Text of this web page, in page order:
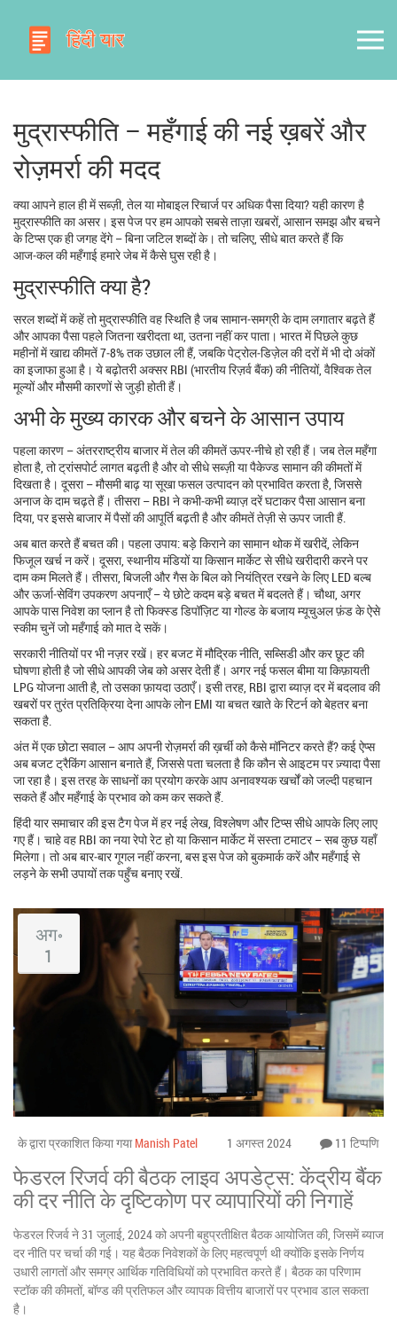
मुद्रास्फीति – महँगाई की नई ख़बरें और
रोज़मर्रा की मदद
क्या आपने हाल ही में सब्ज़ी, तेल या मोबाइल रिचार्ज पर अधिक पैसा दिया? यही कारण है
मुद्रास्फीति का असर। इस पेज पर हम आपको सबसे ताज़ा खबरों, आसान समझ और बचने
के टिप्स एक ही जगह देंगे – बिना जटिल शब्दों के। तो चलिए, सीधे बात करते हैं कि
आज‑कल की महँगाई हमारे जेब में कैसे घुस रही है।
मुद्रास्फीति क्या है?
सरल शब्दों में कहें तो मुद्रास्फीति वह स्थिति है जब सामान‑समग्री के दाम लगातार बढ़ते हैं
और आपका पैसा पहले जितना खरीदता था, उतना नहीं कर पाता। भारत में पिछले कुछ
महीनों में खाद्य कीमतें 7‑8% तक उछाल ली हैं, जबकि पेट्रोल‑डिज़ेल की दरों में भी दो अंकों
का इजाफा हुआ है। ये बढ़ोतरी अक्सर RBI (भारतीय रिज़र्व बैंक) की नीतियों, वैश्विक तेल
मूल्यों और मौसमी कारणों से जुड़ी होती हैं।
अभी के मुख्य कारक और बचने के आसान उपाय
पहला कारण – अंतरराष्ट्रीय बाजार में तेल की कीमतें ऊपर‑नीचे हो रही हैं। जब तेल महँगा
होता है, तो ट्रांसपोर्ट लागत बढ़ती है और वो सीधे सब्ज़ी या पैकेज्ड सामान की कीमतों में
दिखता है। दूसरा – मौसमी बाढ़ या सूखा फसल उत्पादन को प्रभावित करता है, जिससे
अनाज के दाम चढ़ते हैं। तीसरा – RBI ने कभी‑कभी ब्याज़ दरें घटाकर पैसा आसान बना
दिया, पर इससे बाजार में पैसों की आपूर्ति बढ़ती है और कीमतें तेज़ी से ऊपर जाती हैं.
अब बात करते हैं बचत की। पहला उपाय: बड़े किराने का सामान थोक में खरीदें, लेकिन
फिजूल खर्च न करें। दूसरा, स्थानीय मंडियों या किसान मार्केट से सीधे खरीदारी करने पर
दाम कम मिलते हैं। तीसरा, बिजली और गैस के बिल को नियंत्रित रखने के लिए LED बल्ब
और ऊर्जा‑सेविंग उपकरण अपनाएँ – ये छोटे कदम बड़े बचत में बदलते हैं। चौथा, अगर
आपके पास निवेश का प्लान है तो फिक्स्ड डिपॉज़िट या गोल्ड के बजाय म्यूचुअल फ़ंड के ऐसे
स्कीम चुनें जो महँगाई को मात दे सकें।
सरकारी नीतियों पर भी नज़र रखें। हर बजट में मौद्रिक नीति, सब्सिडी और कर छूट की
घोषणा होती है जो सीधे आपकी जेब को असर देती हैं। अगर नई फसल बीमा या किफ़ायती
LPG योजना आती है, तो उसका फ़ायदा उठाएँ। इसी तरह, RBI द्वारा ब्याज़ दर में बदलाव की
खबरों पर तुरंत प्रतिक्रिया देना आपके लोन EMI या बचत खाते के रिटर्न को बेहतर बना
सकता है.
अंत में एक छोटा सवाल – आप अपनी रोज़मर्रा की ख़र्ची को कैसे मॉनिटर करते हैं? कई ऐप्स
अब बजट ट्रैकिंग आसान बनाते हैं, जिससे पता चलता है कि कौन से आइटम पर ज़्यादा पैसा
जा रहा है। इस तरह के साधनों का प्रयोग करके आप अनावश्यक खर्चों को जल्दी पहचान
सकते हैं और महँगाई के प्रभाव को कम कर सकते हैं.
हिंदी यार समाचार की इस टैग पेज में हर नई लेख, विश्लेषण और टिप्स सीधे आपके लिए लाए
गए हैं। चाहे वह RBI का नया रेपो रेट हो या किसान मार्केट में सस्ता टमाटर – सब कुछ यहाँ
मिलेगा। तो अब बार‑बार गूगल नहीं करना, बस इस पेज को बुकमार्क करें और महँगाई से
लड़ने के सभी उपायों तक पहुँच बनाए रखें.
अग॰
1
के द्वारा प्रकाशित किया गया Manish Patel 1 अगस्त 2024 11 टिप्पणि
फेडरल रिजर्व की बैठक लाइव अपडेट्स: केंद्रीय बैंक
की दर नीति के दृष्टिकोण पर व्यापारियों की निगाहें
फेडरल रिजर्व ने 31 जुलाई, 2024 को अपनी बहुप्रतीक्षित बैठक आयोजित की, जिसमें ब्याज
दर नीति पर चर्चा की गई। यह बैठक निवेशकों के लिए महत्वपूर्ण थी क्योंकि इसके निर्णय
उधारी लागतों और समग्र आर्थिक गतिविधियों को प्रभावित करते हैं। बैठक का परिणाम
स्टॉक की कीमतों, बॉण्ड की प्रतिफल और व्यापक वित्तीय बाजारों पर प्रभाव डाल सकता
है।